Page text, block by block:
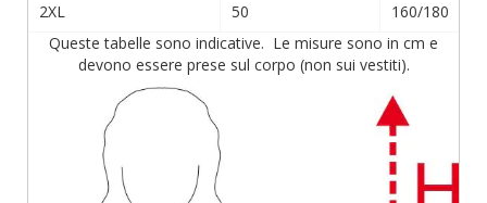
2XL
50
160/180
Queste tabelle sono indicative. Le misure sono in cm e
devono essere prese sul corpo (non sui vestiti).